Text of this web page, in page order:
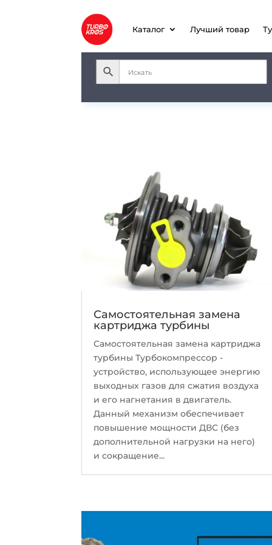
Каталог Лучший товар
Самостоятельная замена
картриджа турбины
Самостоятельная замена картриджа
турбины Турбокомпрессор -
устройство, использующее энергию
выходных газов для сжатия воздуха
и его нагнетания в двигатель.
Данный механизм обеспечивает
повышение мощности ДВС (без
дополнительной нагрузки на него)
и сокращение...